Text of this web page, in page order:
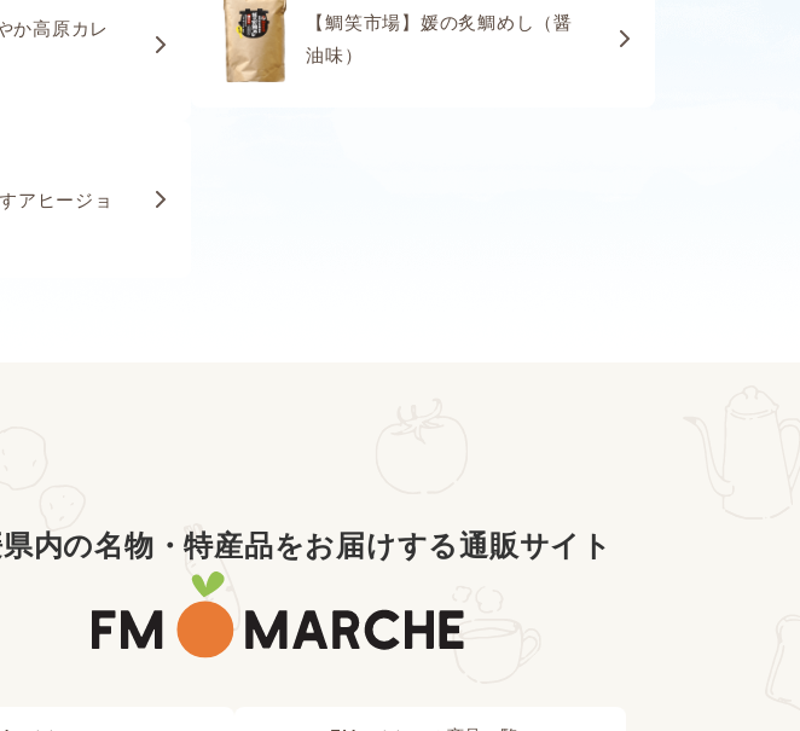
か高原カレ
【鯛笑市場】媛の炙鯛めし（醤
油味）
アヒージョ
内の名物・特産品をお届けする通販サイト